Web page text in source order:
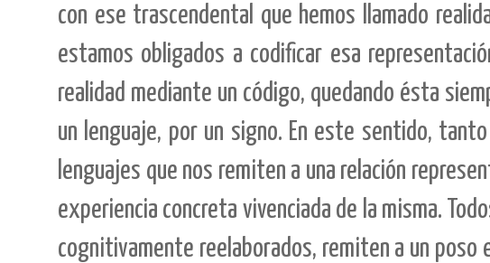
con ese trascendental que hemos llamado
estamos obligados a codificar esa
realidad mediante un código, quedando ésta
un lenguaje, por un signo. En este sentido,
lenguajes que nos remiten a una relación
experiencia concreta vivenciada de la misma.
cognitivamente reelaborados, remiten a un poso